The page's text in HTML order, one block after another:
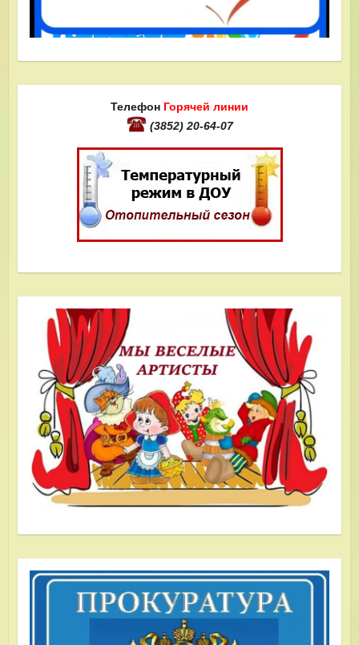
Телефон Горячей линии
(3852) 20-64-07